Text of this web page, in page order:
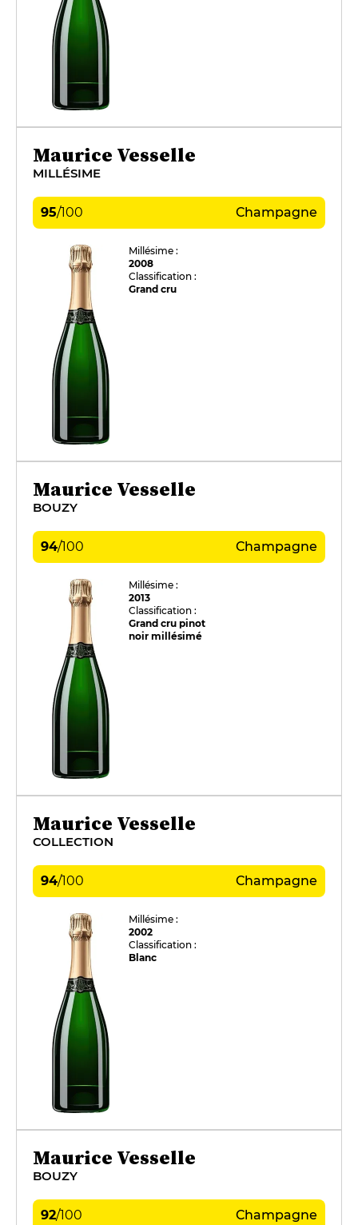
Maurice Vesselle
MILLÉSIME
95/100 Champagne
Millésime :
2008
Classification :
Grand cru
Maurice Vesselle
BOUZY
94/100 Champagne
Millésime :
2013
Classification :
Grand cru pinot
noir millésimé
Maurice Vesselle
COLLECTION
94/100 Champagne
Millésime :
2002
Classification :
Blanc
Maurice Vesselle
BOUZY
92/100 Champagne